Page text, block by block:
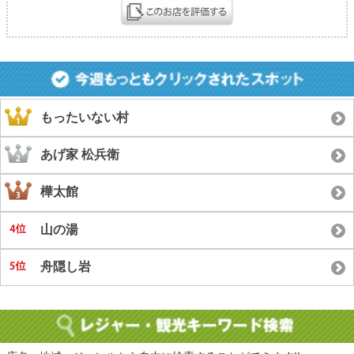
もったいない村
あげ家 松兵衛
樺太館
山の湯
舟隠し岩